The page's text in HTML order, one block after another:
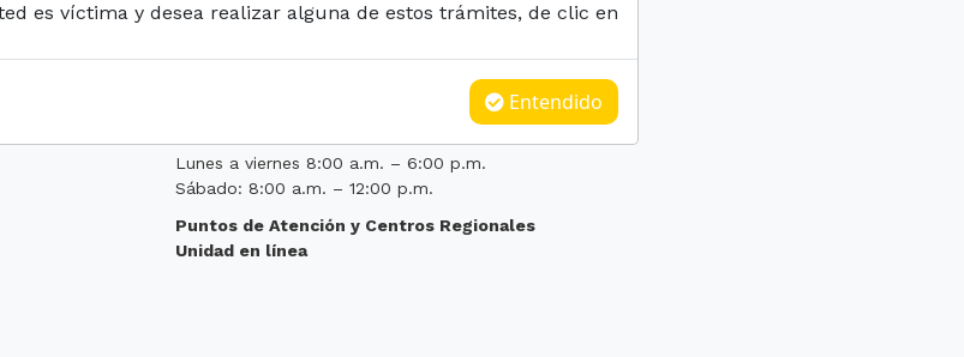
servicioalciudadano@unidadvictimas.gov.co
notificaciones.juridicauariv@unidadvictimas.gov.co
Lunes a viernes 8:00 a.m. – 6:00 p.m.
Sábado: 8:00 a.m. – 12:00 p.m.
Puntos de Atención y Centros Regionales
Unidad en línea
es víctima y desea realizar alguna de estos trámites, de clic en
Entendido